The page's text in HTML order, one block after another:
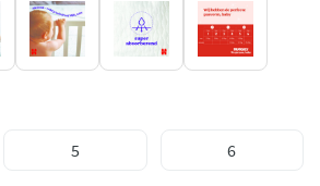
5 6